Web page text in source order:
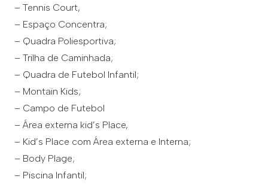
– Tennis Court,
– Espaço Concentra;
– Quadra Poliesportiva;
– Trilha de Caminhada;
– Quadra de Futebol Infantil;
– Montain Kids;
– Campo de Futebol
– Área externa kid’s Place,
– Kid’s Place com Área externa e Interna;
– Body Plage;
– Piscina Infantil;